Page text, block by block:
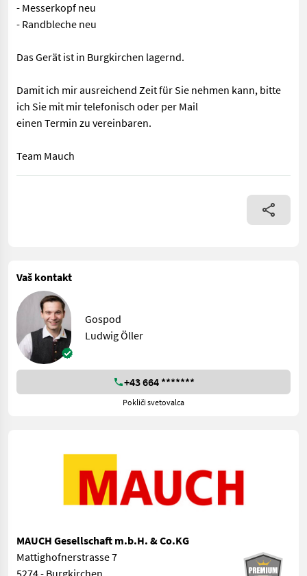
- Messerkopf neu
- Randbleche neu
Das Gerät ist in Burgkirchen lagernd.
Damit ich mir ausreichend Zeit für Sie nehmen kann, bitte
ich Sie mit mir telefonisch oder per Mail
einen Termin zu vereinbaren.
Team Mauch
Hier wird ein neuwertiger Fingerbalken angeboten. -
Vaš kontakt
Gospod
Ludwig Öller
+43 664 *******
Pokliči svetovalca
MAUCH Gesellschaft m.b.H. & Co.KG
Mattighofnerstrasse 7
5274 - Burgkirchen